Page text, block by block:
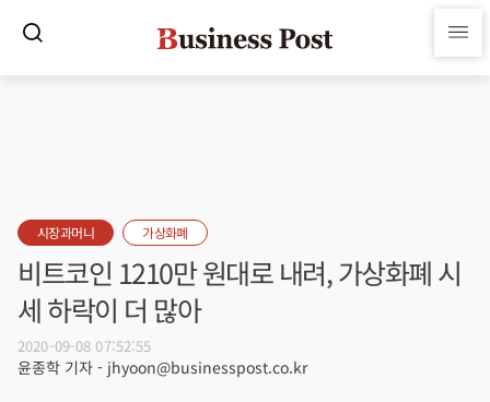
시장과머니 가상화폐
비트코인 1210만 원대로 내려, 가상화폐 시
세 하락이 더 많아
2020-09-08 07:52:55
윤종학 기자 - jhyoon@businesspost.co.kr